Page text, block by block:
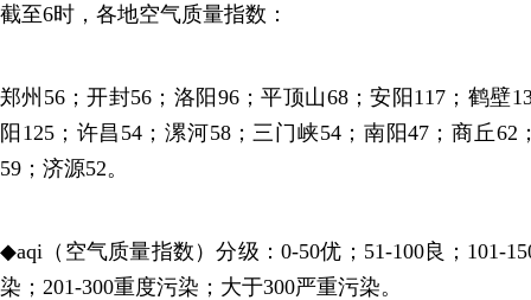
截至6时，各地空气质量指数：
郑州56；开封56；洛阳96；平顶山68；安阳117；鹤壁
阳125；许昌54；漯河58；三门峡54；南阳47；商丘62
59；济源52。
◆aqi（空气质量指数）分级：0-50优；51-100良；101-
染；201-300重度污染；大于300严重污染。